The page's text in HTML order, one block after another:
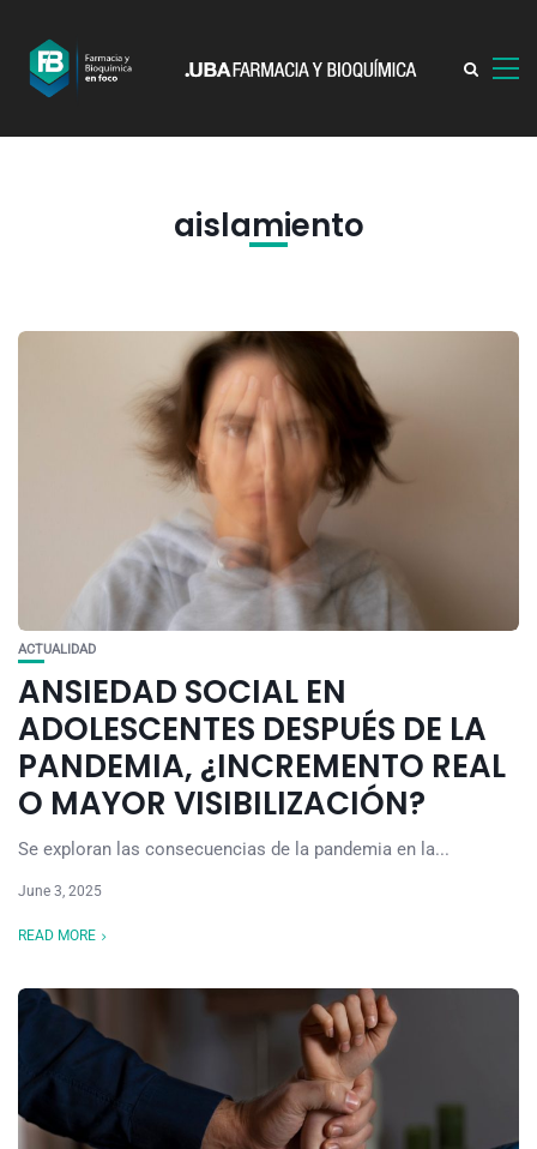
aislamiento
ACTUALIDAD
ANSIEDAD SOCIAL EN
ADOLESCENTES DESPUÉS DE LA
PANDEMIA, ¿INCREMENTO REAL
O MAYOR VISIBILIZACIÓN?
Se exploran las consecuencias de la pandemia en la...
June 3, 2025
READ MORE